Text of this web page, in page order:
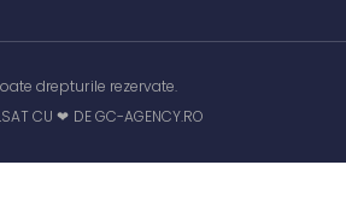
drepturile rezervate.
CU ❤ DE GC-AGENCY.RO